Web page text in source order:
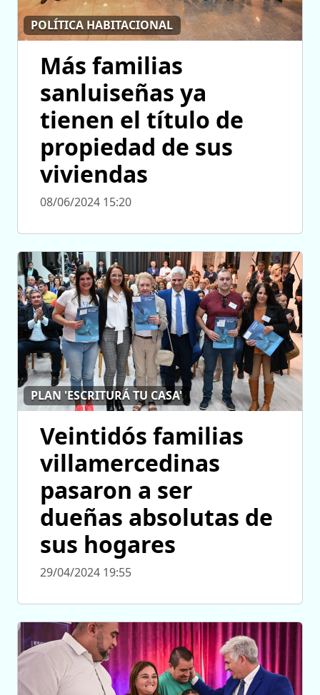
POLÍTICA HABITACIONAL
Más familias
sanluiseñas ya
tienen el título de
propiedad de sus
viviendas
08/06/2024 15:20
PLAN 'ESCRITURÁ TU CASA'
Veintidós familias
villamercedinas
pasaron a ser
dueñas absolutas de
sus hogares
29/04/2024 19:55